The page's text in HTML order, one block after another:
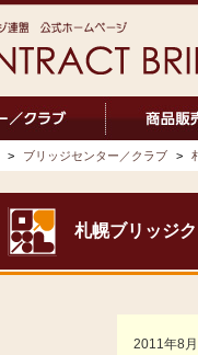
> ブリッジセンター／クラブ >
札幌ブリッジ
2011年8